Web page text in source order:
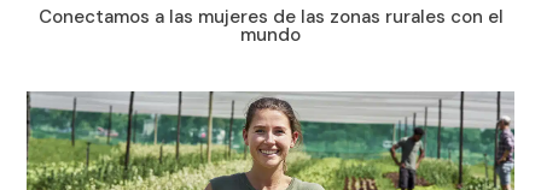
Conectamos a las mujeres de las zonas rurales con el
mundo